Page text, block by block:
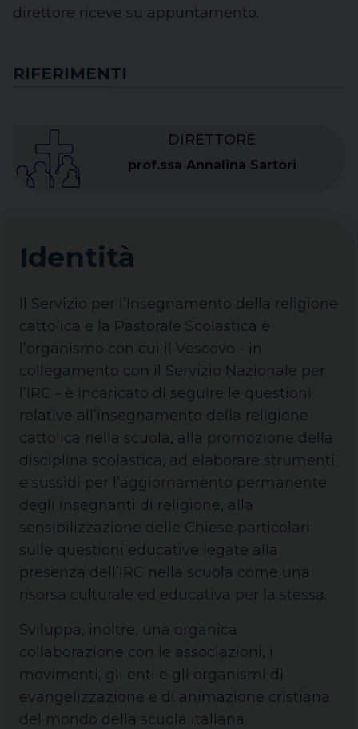
direttore riceve su appuntamento.
RIFERIMENTI
DIRETTORE
prof.ssa Annalina Sartori
Identità
Il Servizio per l’Insegnamento della religione
cattolica e la Pastorale Scolastica è
l’organismo con cui il Vescovo - in
collegamento con il Servizio Nazionale per
l’IRC - è incaricato di seguire le questioni
relative all’insegnamento della religione
cattolica nella scuola, alla promozione della
disciplina scolastica, ad elaborare strumenti
e sussidi per l’aggiornamento permanente
degli insegnanti di religione, alla
sensibilizzazione delle Chiese particolari
sulle questioni educative legate alla
presenza dell’IRC nella scuola come una
risorsa culturale ed educativa per la stessa.
Sviluppa, inoltre, una organica
collaborazione con le associazioni, i
movimenti, gli enti e gli organismi di
evangelizzazione e di animazione cristiana
del mondo della scuola italiana.